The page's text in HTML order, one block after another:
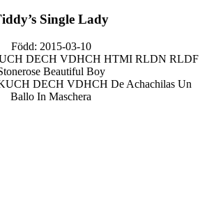
Single Lady
Född: 2015-03-10
DECH VDHCH HTMI RLDN RLDF
Beautiful Boy
DECH VDHCH De Achachilas Un
Ballo In Maschera